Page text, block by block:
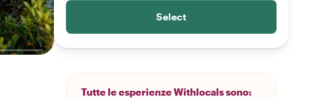
Select
Tutte le esperienze Withlocals sono: